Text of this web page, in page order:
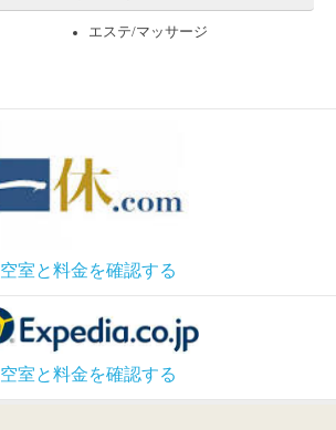
エステ/マッサージ
空室と料金を確認する
空室と料金を確認する